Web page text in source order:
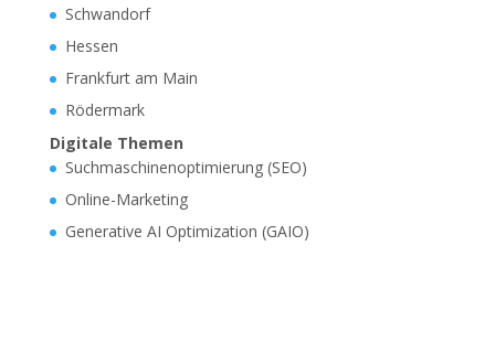
Schwandorf
Hessen
Frankfurt am Main
Rödermark
Digitale Themen
Suchmaschinenoptimierung (SEO)
Online-Marketing
Generative AI Optimization (GAIO)